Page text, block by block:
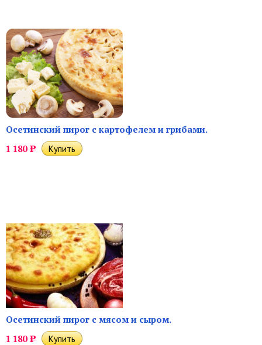
Осетинский пирог с картофелем и грибами.
1 180 Р
Осетинский пирог с мясом и сыром.
1 180 Р